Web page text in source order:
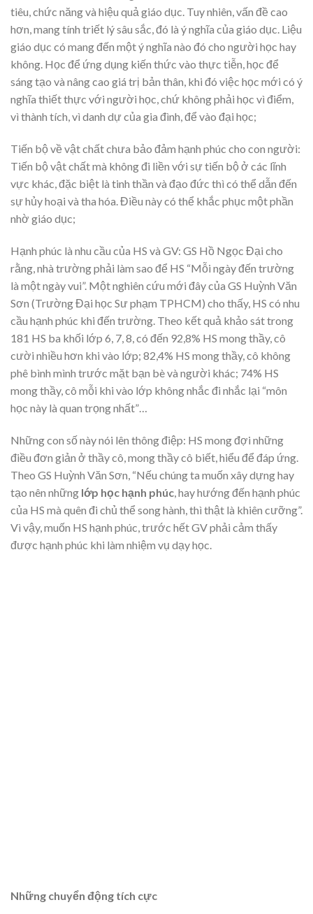
tiêu, chức năng và hiệu quả giáo dục. Tuy nhiên, vấn đề cao
hơn, mang tính triết lý sâu sắc, đó là ý nghĩa của giáo dục. Liệu
giáo dục có mang đến một ý nghĩa nào đó cho người học hay
không. Học để ứng dụng kiến thức vào thực tiễn, học để
sáng tạo và nâng cao giá trị bản thân, khi đó việc học mới có ý
nghĩa thiết thực với người học, chứ không phải học vì điểm,
vì thành tích, vì danh dự của gia đình, để vào đại học;
Tiến bộ về vật chất chưa bảo đảm hạnh phúc cho con người:
Tiến bộ vật chất mà không đi liền với sự tiến bộ ở các lĩnh
vực khác, đặc biệt là tinh thần và đạo đức thì có thể dẫn đến
sự hủy hoại và tha hóa. Điều này có thể khắc phục một phần
nhờ giáo dục;
Hạnh phúc là nhu cầu của HS và GV: GS Hồ Ngọc Đại cho
rằng, nhà trường phải làm sao để HS “Mỗi ngày đến trường
là một ngày vui”. Một nghiên cứu mới đây của GS Huỳnh Văn
Sơn (Trường Đại học Sư phạm TPHCM) cho thấy, HS có nhu
cầu hạnh phúc khi đến trường. Theo kết quả khảo sát trong
181 HS ba khối lớp 6, 7, 8, có đến 92,8% HS mong thầy, cô
cười nhiều hơn khi vào lớp; 82,4% HS mong thầy, cô không
phê bình mình trước mặt bạn bè và người khác; 74% HS
mong thầy, cô mỗi khi vào lớp không nhắc đi nhắc lại “môn
học này là quan trọng nhất”…
Những con số này nói lên thông điệp: HS mong đợi những
điều đơn giản ở thầy cô, mong thầy cô biết, hiểu để đáp ứng.
Theo GS Huỳnh Văn Sơn, “Nếu chúng ta muốn xây dựng hay
tạo nên những lớp học hạnh phúc , hay hướng đến hạnh phúc
của HS mà quên đi chủ thể song hành, thì thật là khiên cưỡng”.
Vì vậy, muốn HS hạnh phúc, trước hết GV phải cảm thấy
được hạnh phúc khi làm nhiệm vụ dạy học.
Những chuyển động tích cực